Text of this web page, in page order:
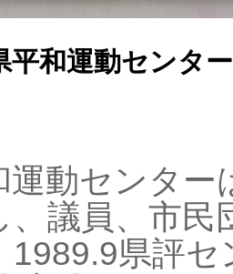
平和運動センタ
運動センタ
、議員、市
1989.9県評